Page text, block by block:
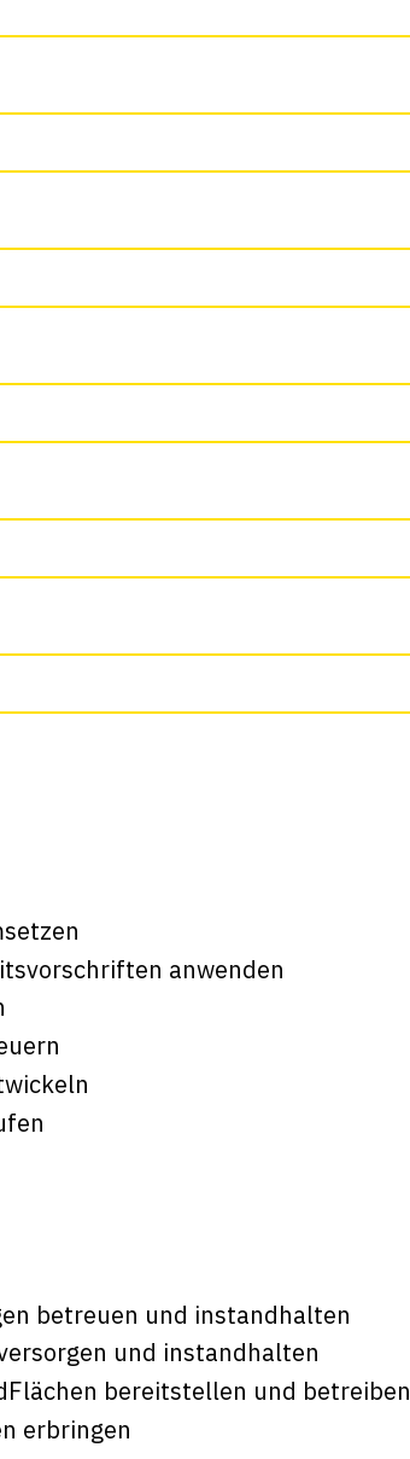
anwenden
betreuen und instandhalten
und instandhalten
bereitstellen und betreiben
erbringen